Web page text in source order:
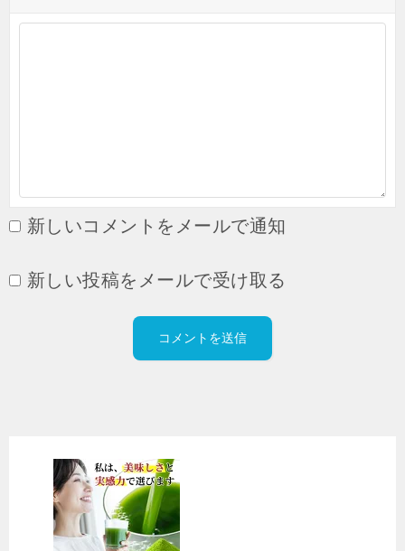
新しいコメントをメールで通知
新しい投稿をメールで受け取る